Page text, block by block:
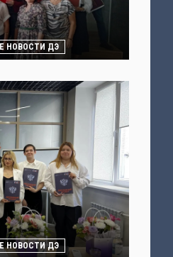
НОВОСТИ ДЭ
НОВОСТИ ДЭ